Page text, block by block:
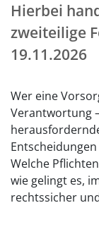
Hierbei
zweiteilige
19.11.2026
Wer eine
Verantwortung
Welche
wie gelingt es,
rechtssicher